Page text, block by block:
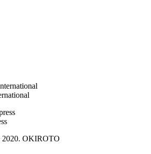
2020. OKIROTO